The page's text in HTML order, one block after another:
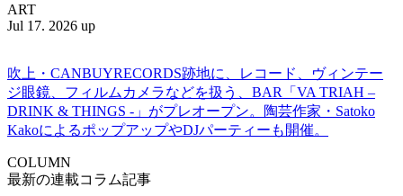
ART
Jul 17. 2026 up
吹上・CANBUYRECORDS跡地に、レコード、ヴィンテー
ジ眼鏡、フィルムカメラなどを扱う、BAR「VA TRIAH –
DRINK & THINGS -」がプレオープン。陶芸作家・Satoko
KakoによるポップアップやDJパーティーも開催。
COLUMN
最新の連載コラム記事